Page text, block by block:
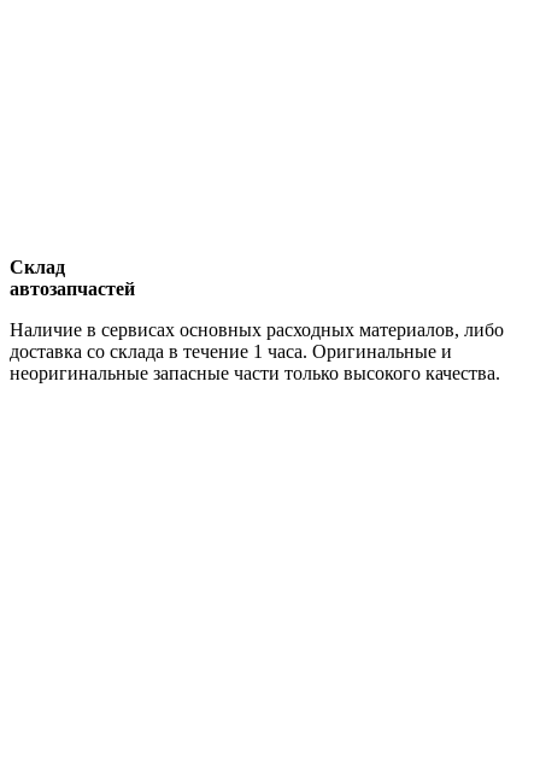
Склад
автозапчастей
Наличие в сервисах основных расходных материалов, либо
доставка со склада в течение 1 часа. Оригинальные и
неоригинальные запасные части только высокого качества.